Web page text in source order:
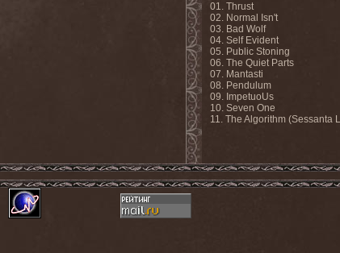
01. Thrust
02. Normal Isn't
03. Bad Wolf
04. Self Evident
05. Public Stoning
06. The Quiet Parts
07. Mantasti
08. Pendulum
09. ImpetuoUs
10. Seven One
11. The Algorithm (Sessanta